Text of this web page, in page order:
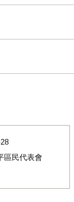
區民代表會